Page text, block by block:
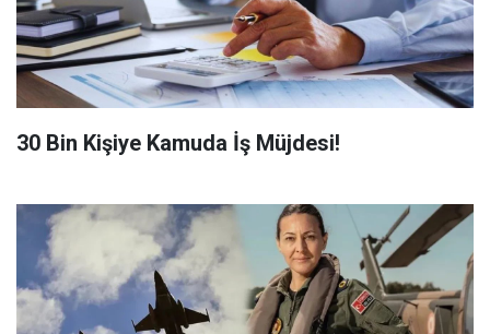
​30 Bin Kişiye Kamuda İş Müjdesi!